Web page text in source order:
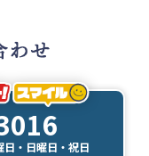
日・日曜日・祝日